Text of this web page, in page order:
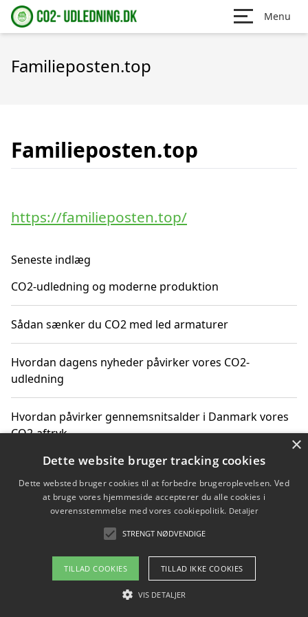
Menu
Familieposten.top
Familieposten.top
https://familieposten.top/
Seneste indlæg
CO2-udledning og moderne produktion
Sådan sænker du CO2 med led armaturer
Hvordan dagens nyheder påvirker vores CO2-
udledning
Hvordan påvirker gennemsnitsalder i Danmark vores
CO2-aftryk
Hvordan nyheder om CO2-udledning påvirker vores
hverdag
Om / kontakt
Blog Betingelser
×
Dette website bruger tracking cookies
Dette websted bruger cookies til at forbedre brugeroplevelsen. Ved
at bruge vores hjemmeside accepterer du alle cookies i
overensstemmelse med vores cookiepolitik. Detaljer
STRENGT NØDVENDIGE
TILLAD COOKIES TILLAD IKKE COOKIES
VIS DETALJER